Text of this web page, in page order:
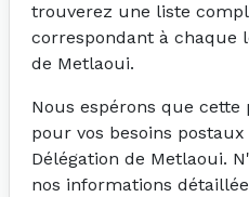
trouverez une liste
correspondant à chaque
de Metlaoui.
Nous espérons que cette
pour vos besoins
Délégation de Metlaoui.
nos informations